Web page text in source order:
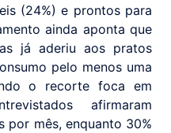
(24%) e prontos para
ainda aponta que
já aderiu aos pratos
pelo menos uma
o recorte foca em
afirmaram
por mês, enquanto 30%